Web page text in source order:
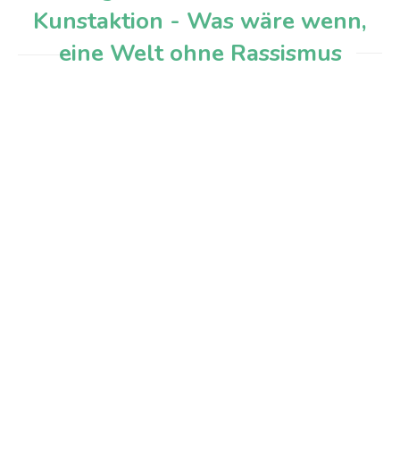
Kunstaktion - Was wäre wenn,
eine Welt ohne Rassismus